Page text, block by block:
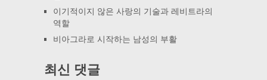
이기적이지 않은 사랑의 기술과 레비트라의
역할
비아그라로 시작하는 남성의 부활
최신 댓글